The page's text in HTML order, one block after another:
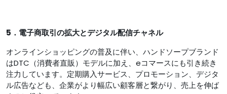
5．電子商取引の拡大とデジタル配信チャネル
オンラインショッピングの普及に伴い、ハンドソープブランド
はDTC（消費者直販）モデルに加え、eコマースにも引き続き
注力しています。定期購入サービス、プロモーション、デジタ
ル広告なども、企業がより幅広い顧客層と繋がり、売上を伸ば